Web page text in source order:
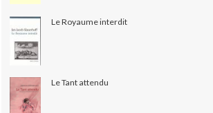
Le Royaume interdit
Le Tant attendu